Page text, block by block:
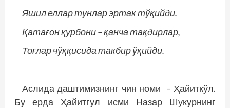
Яшил еллар тунлар эртак тўқийди.
Қатағон қурбони – қанча тақдирлар,
Тоғлар чўққисида такбир ўқийди.
Аслида даштимизнинг чин номи – Ҳа­йиткўл.
Бу ерда Ҳайитгул исми Назар Шукурнинг